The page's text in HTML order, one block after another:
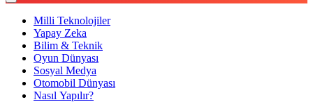
Milli Teknolojiler
Yapay Zeka
Bilim & Teknik
Oyun Dünyası
Sosyal Medya
Otomobil Dünyası
Nasıl Yapılır?